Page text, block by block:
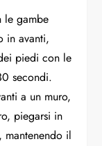
le gambe
in avanti,
piedi con le
secondi.
a un muro,
piegarsi in
mantenendo il